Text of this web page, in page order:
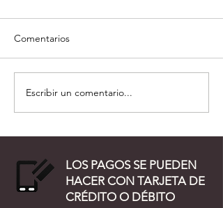
Comentarios
Escribir un comentario...
LOS PAGOS SE PUEDEN
HACER CON TARJETA DE
CRÉDITO O DÉBITO